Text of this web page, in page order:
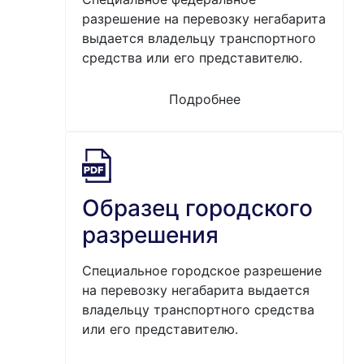
разрешение на перевозку негабарита
выдается владельцу транспортного
средства или его представителю.
Подробнее
Образец городского
разрешения
Специальное городское разрешение
на перевозку негабарита выдается
владельцу транспортного средства
или его представителю.